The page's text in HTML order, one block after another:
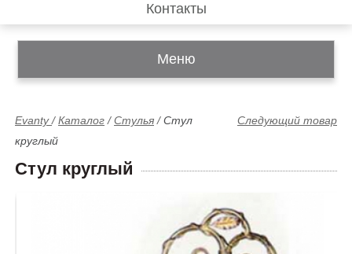
Контакты
Меню
Следующий товар
Evanty/Каталог /Стулья /Стул
круглый
Стул круглый